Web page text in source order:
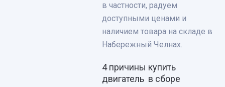
в частности, радуем
доступными ценами и
наличием товара на складе в
Набережный Челнах.
4 причины купить
двигатель в сборе